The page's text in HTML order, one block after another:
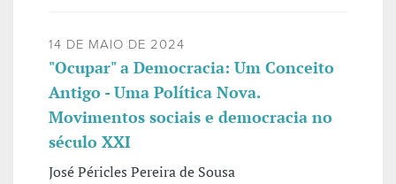
14 DE MAIO DE 2024
"Ocupar" a Democracia: Um Conceito
Antigo - Uma Política Nova.
Movimentos sociais e democracia no
século XXI
José Péricles Pereira de Sousa